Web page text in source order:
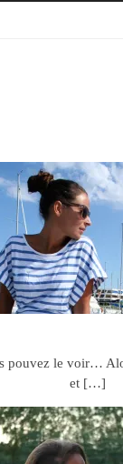
pouvez le voir…
et […]